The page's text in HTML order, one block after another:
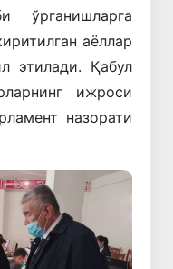
ўрганишларга
аёллар
этилади. Қабул
ижроси
назорати